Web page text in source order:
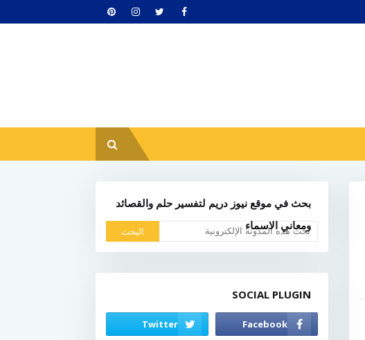
بحث في موقع نيوز دريم لتفسير حلم والقصائد
ومعاني الاسماء
SOCIAL PLUGIN